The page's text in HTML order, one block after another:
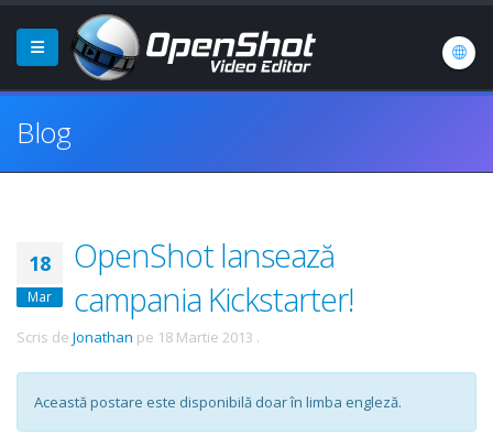
Blog
18
Mar
OpenShot lansează
campania Kickstarter!
Scris de Jonathan pe 18 Martie 2013 .
Această postare este disponibilă doar în limba engleză.